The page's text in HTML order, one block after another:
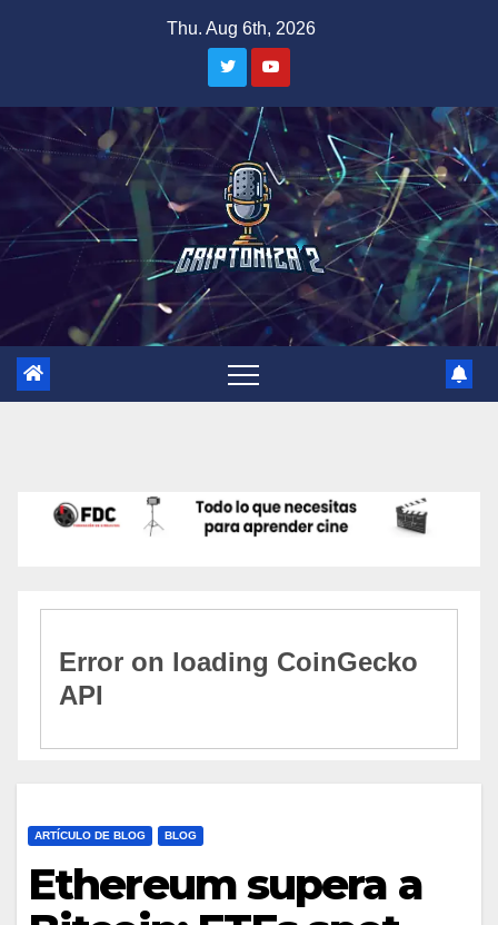
Thu. Aug 6th, 2026
ARTÍCULO DE BLOG BLOG
Ethereum supera a